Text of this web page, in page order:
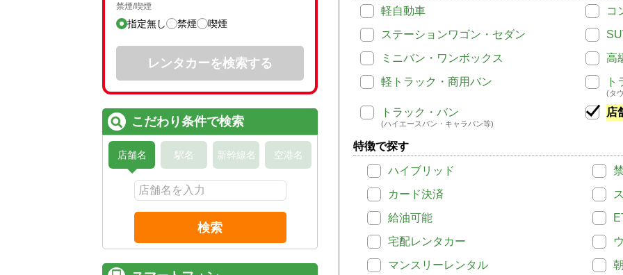
軽自動車
コ
ステーションワゴン・セダン
ミニバン・ワンボックス
高
軽トラック・商用バン
ト
(タ
トラック・バン
(ハイエースバン・キャラバン等)
店
特徴で探す
ハイブリッド
カード決済
給油可能
宅配レンタカー
マンスリーレンタル
禁煙/喫煙
指定無し 禁煙 喫煙
レンタカーを検索する
こだわり条件で検索
店舗名 駅名 新幹線名 空港名
検索